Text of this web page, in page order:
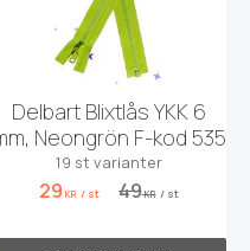
Delbart Blixtlås YKK 6
Neongrön F-kod 535
19 st varianter
29 KR / st 49KR / st